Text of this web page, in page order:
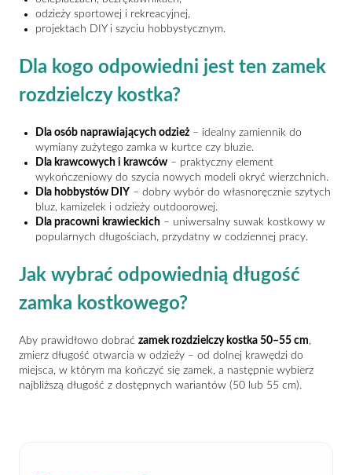
odzieży sportowej i rekreacyjnej,
projektach DIY i szyciu hobbystycznym.
Dla kogo odpowiedni jest ten zamek
rozdzielczy kostka?
Dla osób naprawiających odzież – idealny zamiennik do
wymiany zużytego zamka w kurtce czy bluzie.
Dla krawcowych i krawców – praktyczny element
wykończeniowy do szycia nowych modeli okryć wierzchnich.
Dla hobbystów DIY – dobry wybór do własnoręcznie szytych
bluz, kamizelek i odzieży outdoorowej.
Dla pracowni krawieckich – uniwersalny suwak kostkowy w
popularnych długościach, przydatny w codziennej pracy.
Jak wybrać odpowiednią długość
zamka kostkowego?
Aby prawidłowo dobrać zamek rozdzielczy kostka 50–55 cm,
zmierz długość otwarcia w odzieży – od dolnej krawędzi do
miejsca, w którym ma kończyć się zamek, a następnie wybierz
najbliższą długość z dostępnych wariantów (50 lub 55 cm).